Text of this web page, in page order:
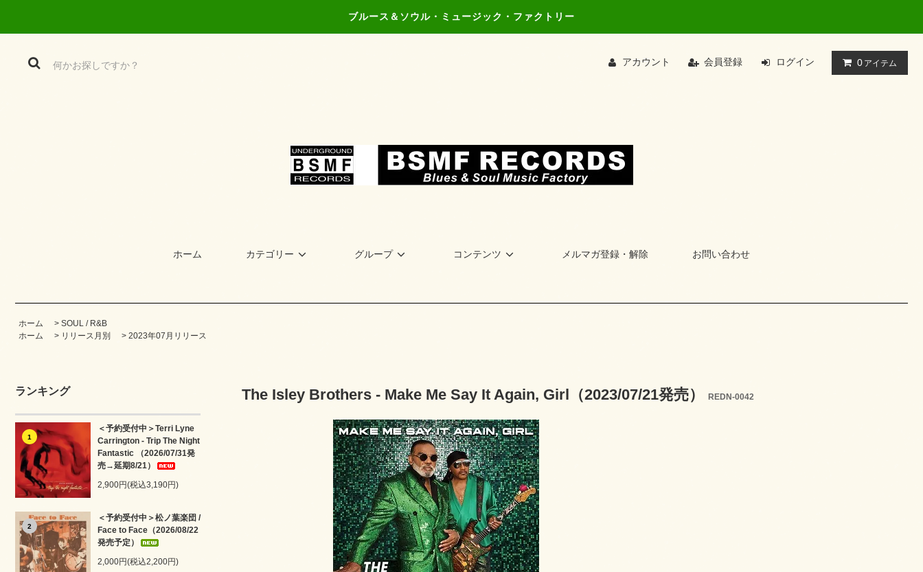
ブルース＆ソウル・ミュージック・ファクトリー
アカウント 会員登録 ログイン 0 アイテム
ホーム カテゴリー グループ コンテンツ メルマガ登録・解除 お問い合わせ
ホーム > SOUL / R&B
ホーム
> リリース月別 > 2023年07月リリース
ランキング
1
＜予約受付中＞Terri Lyne
Carrington - Trip The Night
Fantastic （2026/07/31発
売→延期8/21）
2,900円(税込3,190円)
2
＜予約受付中＞松ノ葉楽団 /
Face to Face（2026/08/22
発売予定）
2,000円(税込2,200円)
The Isley Brothers - Make Me Say It Again, Girl（2023/07/21発売） REDN-0042